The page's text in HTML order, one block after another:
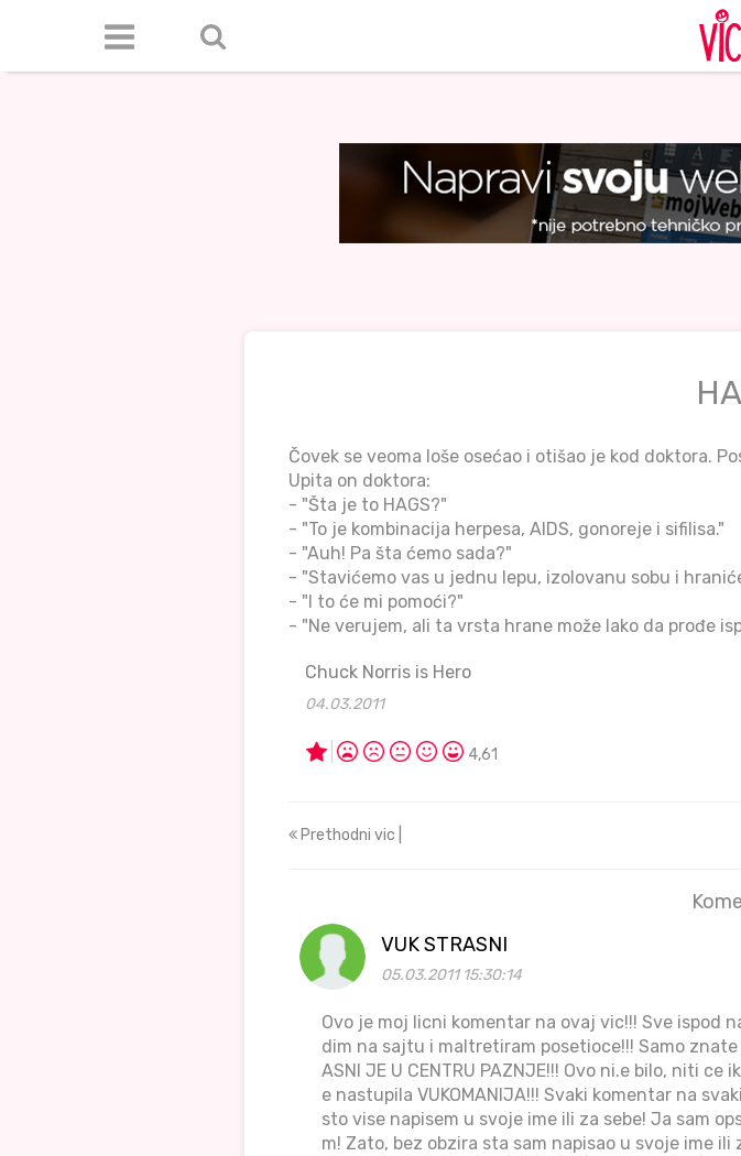
Čovek se veoma loše osećao i otišao je kod doktora.
Upita on doktora:
- "Šta je to HAGS?"
- "To je kombinacija herpesa, AIDS, gonoreje i sifilisa."
- "Auh! Pa šta ćemo sada?"
- "Stavićemo vas u jednu lepu, izolovanu sobu i
- "I to će mi pomoći?"
- "Ne verujem, ali ta vrsta hrane može lako da prođe
Chuck Norris is Hero
04.03.2011
4,61
Prethodni vic |
VUK STRASNI
05.03.2011 15:30:14
Ovo je moj licni komentar na ovaj vic!!! Sve ispod
dim na sajtu i maltretiram posetioce!!! Samo znate
ASNI JE U CENTRU PAZNJE!!! Ovo ni.e bilo, niti
e nastupila VUKOMANIJA!!! Svaki komentar na
sto vise napisem u svoje ime ili za sebe! Ja sam
m! Zato, bez obzira sta sam napisao u svoje ime